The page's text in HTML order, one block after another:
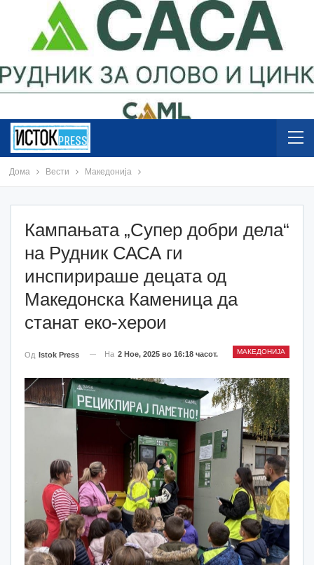
Дома Вести Македонија
Кампањата „Супер добри дела“
на Рудник САСА ги
инспирираше децата од
Македонска Каменица да
станат еко-херои
МАКЕДОНИЈА
Од Istok Press На 2 Ное, 2025 во 16:18 часот.